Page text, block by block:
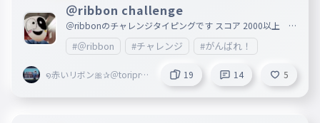
＠ribbon challenge
＠ribbonのチャレンジタイピングです スコア 2000以上 ∞
1500以上 ⁂ 1400以上 ⨝ 上のスコアに達したらコメント
にて教えて、許可をもらってから下のように名前の＠ribbo
nにきごうをつけてください。 例 ＠ribbon⨝ ようにして
#＠ribbon #チャレンジ #がんばれ！
໑赤いリボン🎀✰＠toripro
19 14 5